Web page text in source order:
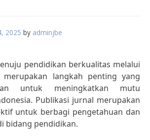
2025 by adminjbe
pendidikan berkualitas melalui
langkah penting yang
untuk meningkatkan mutu
Publikasi jurnal merupakan
untuk berbagi pengetahuan dan
bidang pendidikan.